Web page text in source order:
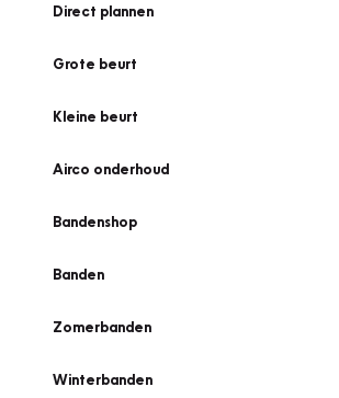
Direct plannen
Grote beurt
Kleine beurt
Airco onderhoud
Bandenshop
Banden
Zomerbanden
Winterbanden